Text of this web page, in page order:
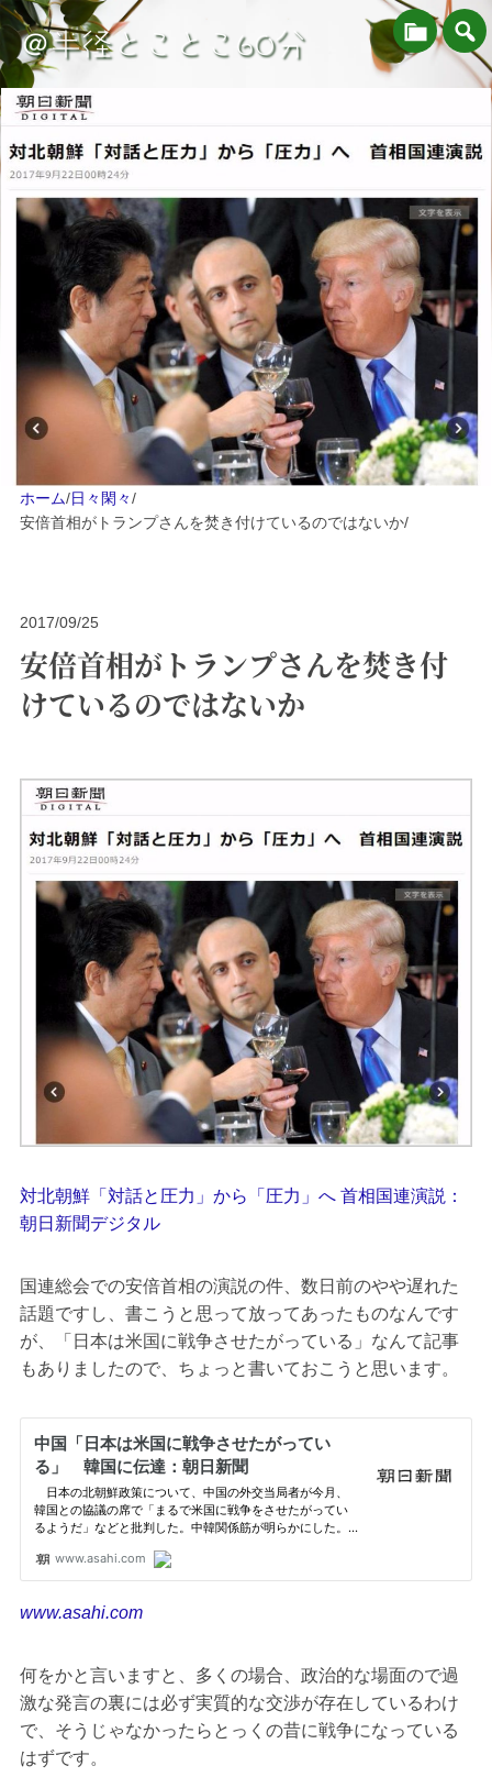
＠半径とことこ60分
ホーム/日々閑々/
安倍首相がトランプさんを焚き付けているのではないか/
2017/09/25
安倍首相がトランプさんを焚き付
けているのではないか
対北朝鮮「対話と圧力」から「圧力」へ 首相国連演説：
朝日新聞デジタル
国連総会での安倍首相の演説の件、数日前のやや遅れた
話題ですし、書こうと思って放ってあったものなんです
が、「日本は米国に戦争させたがっている」なんて記事
もありましたので、ちょっと書いておこうと思います。
www.asahi.com
何をかと言いますと、多くの場合、政治的な場面ので過
激な発言の裏には必ず実質的な交渉が存在しているわけ
で、そうじゃなかったらとっくの昔に戦争になっている
はずです。